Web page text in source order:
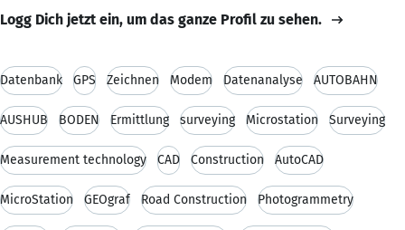
Logg Dich jetzt ein, um das ganze Profil zu sehen.
Datenbank GPS Zeichnen Modem Datenanalyse AUTOBAHN
AUSHUB BODEN Ermittlung surveying Microstation Surveying
Measurement technology CAD Construction AutoCAD
MicroStation GEOgraf Road Construction Photogrammetry